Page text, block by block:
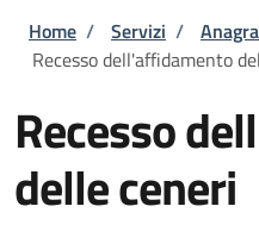
Briciole di
Home / Servizi /
Recesso dell'affidamento
Recesso
delle ceneri